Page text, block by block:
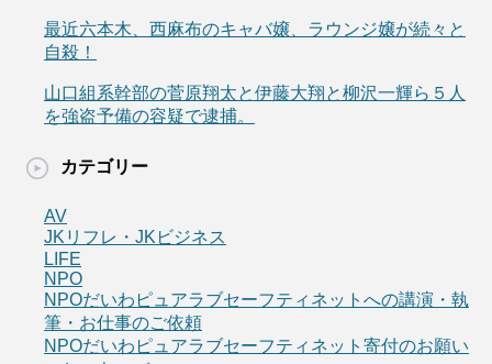
最近六本木、西麻布のキャバ嬢、ラウンジ嬢が続々と
自殺！
山口組系幹部の菅原翔太と伊藤大翔と柳沢一輝ら５人
を強盗予備の容疑で逮捕。
カテゴリー
AV
JKリフレ・JKビジネス
LIFE
NPO
NPOだいわピュアラブセーフティネットへの講演・執
筆・お仕事のご依頼
NPOだいわピュアラブセーフティネット寄付のお願い